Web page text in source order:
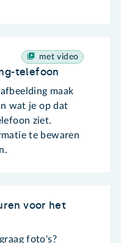
met video
telefoon
maak
wat je op dat
ziet.
te bewaren
voor het
foto's?